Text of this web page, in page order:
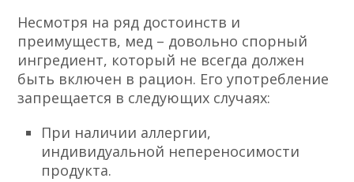
Несмотря на ряд достоинств и
преимуществ, мед – довольно спорный
ингредиент, который не всегда должен
быть включен в рацион. Его употребление
запрещается в следующих случаях:
При наличии аллергии,
индивидуальной непереносимости
продукта.